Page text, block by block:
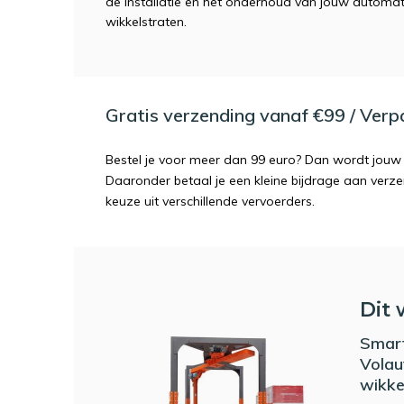
wikkelstraten.
Gratis verzending vanaf €99 /
Bestel je voor meer dan 99 euro? Dan wordt
Daaronder betaal je een kleine bijdrage aan
keuze uit verschillende vervoerders.
Dit